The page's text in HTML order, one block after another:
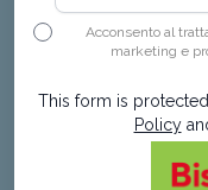
Acconsento al
marketing e
This form is
Policy